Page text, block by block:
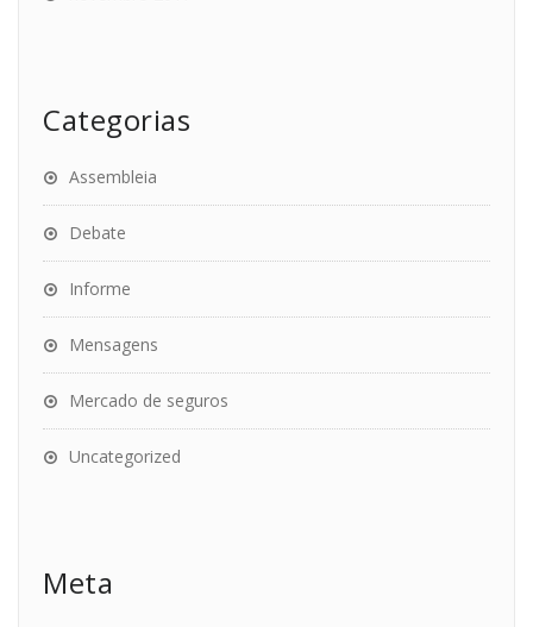
Categorias
Assembleia
Debate
Informe
Mensagens
Mercado de seguros
Uncategorized
Meta